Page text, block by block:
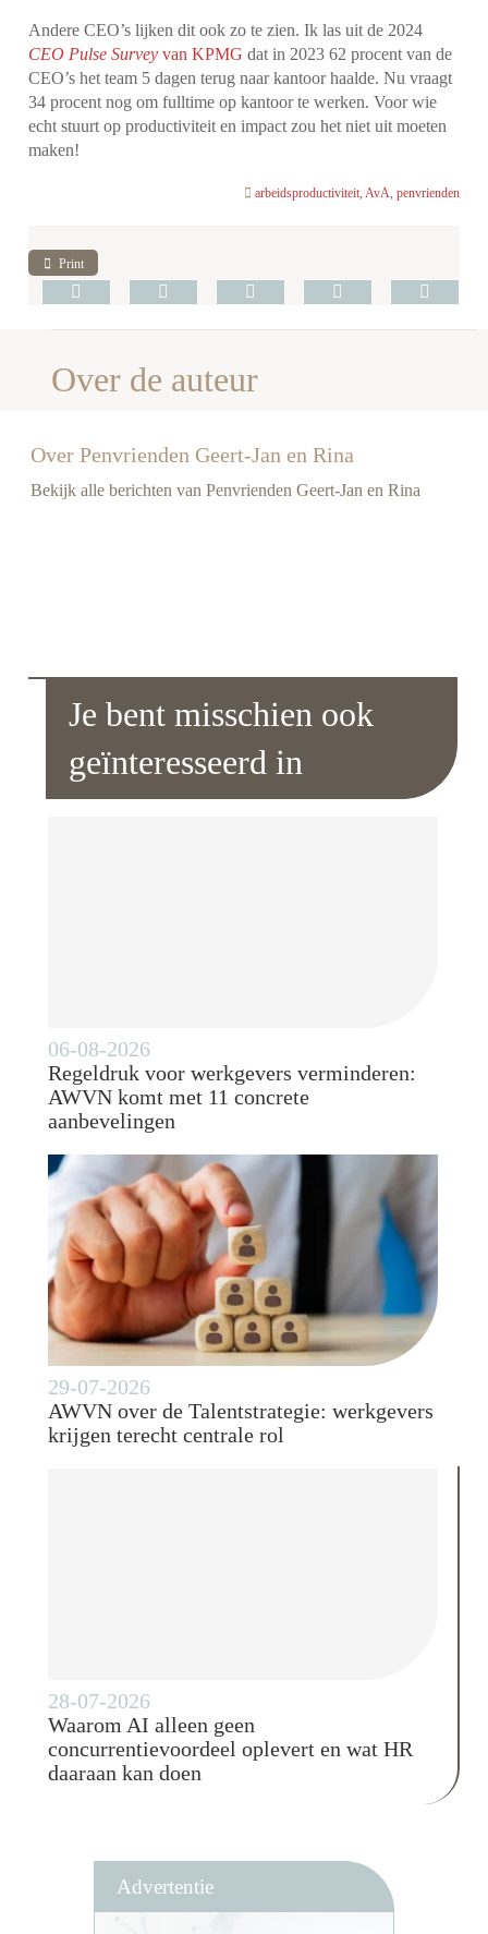
Andere CEO’s lijken dit ook zo te zien. Ik las uit de 2024
CEO Pulse Survey van KPMG dat in 2023 62 procent van de
CEO’s het team 5 dagen terug naar kantoor haalde. Nu vraagt
34 procent nog om fulltime op kantoor te werken. Voor wie
echt stuurt op productiviteit en impact zou het niet uit moeten
maken!
arbeidsproductiviteit, AvA penvrienden
Print
Over de auteur
Over Penvrienden Geert-Jan en Rina
Bekijk alle berichten van Penvrienden Geert-Jan en Rina
Je bent misschien ook
geïnteresseerd in
06-08-2026
Regeldruk voor werkgevers verminderen:
AWVN komt met 11 concrete
aanbevelingen
29-07-2026
AWVN over de Talentstrategie: werkgevers
krijgen terecht centrale rol
28-07-2026
Waarom AI alleen geen
concurrentievoordeel oplevert en wat HR
daaraan kan doen
Advertentie